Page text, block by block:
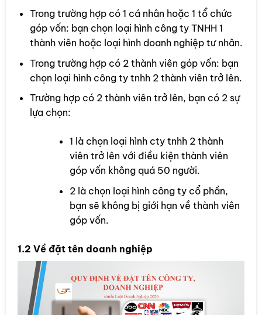
Trong trường hợp có 1 cá nhân hoặc 1 tổ chức
góp vốn: bạn chọn loại hình công ty TNHH 1
thành viên hoặc loại hình doanh nghiệp tư nhân.
Trong trường hợp có 2 thành viên góp vốn: bạn
chọn loại hình công ty tnhh 2 thành viên trở lên.
Trường hợp có 2 thành viên trở lên, bạn có 2 sự
lựa chọn:
1 là chọn loại hình cty tnhh 2 thành
viên trở lên với điều kiện thành viên
góp vốn không quá 50 người.
2 là chọn loại hình công ty cổ phần,
bạn sẽ không bị giới hạn về thành viên
góp vốn.
1.2 Về đặt tên doanh nghiệp